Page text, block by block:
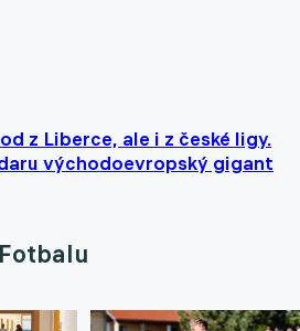
z Liberce, ale i z české ligy.
východoevropský gigant